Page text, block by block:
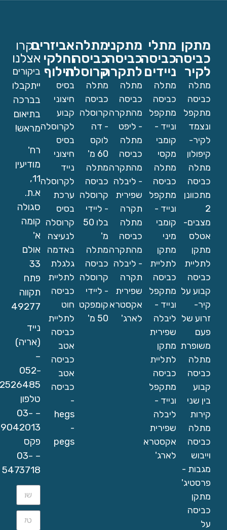
מתקן
כביסה
לקיר
מתלה
כביסה
מתקפל
ונצמד
לקיר-
קיפולון
מתלה
כביסה
מתכוונן
2
מצבים-
אטלס
מתקן
לתליית
כביסה
קבוע על
קיר-
זרוע של
פעם
משופרת
מתלה
כביסה
קבוע
בין שני
קירות
מתלה
כביסה
וייבוש
מגבות -
פרסטיג'
מתקן
כביסה
על
מתלי
כביסה
ניידים
מתלה
כביסה
מתקפל
ונייד -
קומבי
מקסי
מתלה
כביסה
מתקפל
ונייד -
קומבי
מיני
מתקן
לתליית
כביסה
מתקפל
ונייד -
ליבלה
שפירית
מתקן
לתליית
כביסה
מתקפל
ונייד -
ליבלה
שפירית
אקסטרא
לארג'
מתקני
כביסה
לתקרה
מתלה
כביסה
מהתקרה
- ליפט
מתלה
כביסה
מהתקרה
- ליבלה
שפירית
תקרה
מתלה
כביסה
מהתקרה
- ליבלה
תקרה
שפירית
אקסטרא
לארג'
מתלה
כביסה
קרוסלה
מתלה
כביסה
קרוסלה
- דה
לוקס
60 מ'
מתלה
כביסה
קרוסלה
- ליידי
בלו 50
מ'
מתלה
כביסה
קרוסלה
- ליידי
קומפקט
50 מ'
אביזרים
וחלקי
חילוף
בסיס
חיצוני
קבוע
לקרוסלה
בסיס
חיצוני
נייד
לקרוסלה
ערכת
בסיס
קרוסלה
לנעיצה
באדמה
גלגלת
לתליית
כביסה
חוט
לתליית
כביסה
אטב
כביסה
אטב
כביסה
-
hegs
-
pegs
בקרו
אצלנו
ביקורים
ייתקבלו
בברכה
בתיאום
מראש!
רח'
מודיעין
11,
א.ת.
סגולה
קומה
א'
אולם
33
פתח
תקווה
49277
נייד
(אריה)
–
052-
2526485
טלפון
– 03-
9042013
פקס
– 03-
5473718